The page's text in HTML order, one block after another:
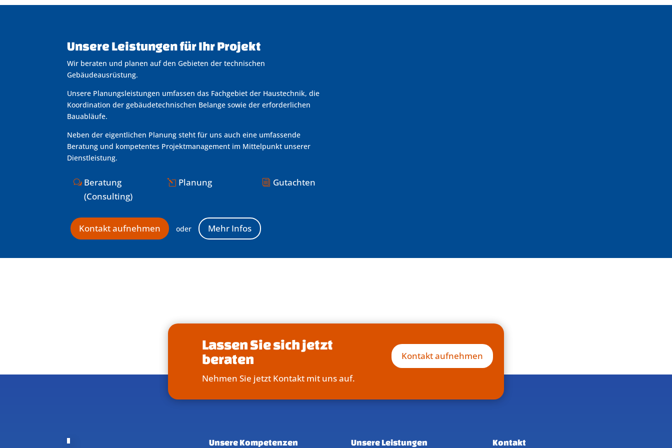
Unsere Leistungen für Ihr Projekt
Wir beraten und planen auf den Gebieten der technischen
Gebäudeausrüstung.
Unsere Planungsleistungen umfassen das Fachgebiet der Haustechnik, die
Koordination der gebäudetechnischen Belange sowie der erforderlichen
Bauabläufe.
Neben der eigentlichen Planung steht für uns auch eine umfassende
Beratung und kompetentes Projektmanagement im Mittelpunkt unserer
Dienstleistung.
Beratung
(Consulting)
Planung Gutachten
Kontakt aufnehmen oder Mehr Infos
Lassen Sie sich jetzt
beraten
Nehmen Sie jetzt Kontakt mit uns auf.
Kontakt aufnehmen
Unsere Kompetenzen Unsere Leistungen Kontakt